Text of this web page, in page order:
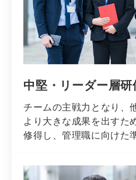
中堅・リーダー層研
チームの主戦力となり、
より大きな成果を出すた
修得し、管理職に向けた